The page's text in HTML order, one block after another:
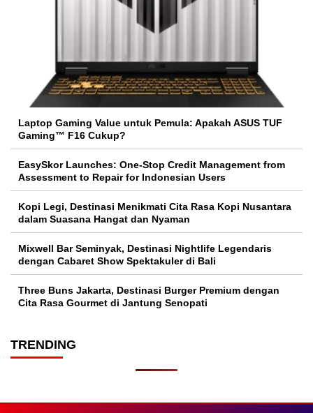
Laptop Gaming Value untuk Pemula: Apakah ASUS TUF
Gaming™ F16 Cukup?
EasySkor Launches: One-Stop Credit Management from
Assessment to Repair for Indonesian Users
Kopi Legi, Destinasi Menikmati Cita Rasa Kopi Nusantara
dalam Suasana Hangat dan Nyaman
Mixwell Bar Seminyak, Destinasi Nightlife Legendaris
dengan Cabaret Show Spektakuler di Bali
Three Buns Jakarta, Destinasi Burger Premium dengan
Cita Rasa Gourmet di Jantung Senopati
TRENDING